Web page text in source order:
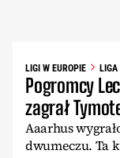
LIGI W EUROPIE
Pogromcy
zagrał
Aaarhus
dwumeczu. Ta